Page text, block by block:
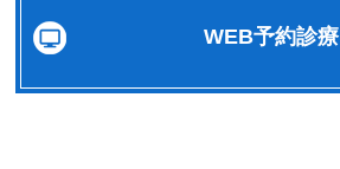
WEB予約診療